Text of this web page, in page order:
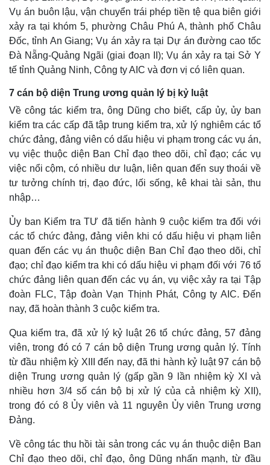
Thể thao
Bóng đá
Lịch thi đấu bóng đá
eSports
Hậu trường
Ô tô - Xe máy
Ô tô
Xe máy
Doanh nghiệp
Doanh nghiệp 24h
Doanh nhân
Vì cộng đồng
Tin Công nghệ
Trải nghiệm
Chuyển đổi số
Vụ án buôn lậu, vận chuyển trái phép tiền tệ qua biên giới
xảy ra tại khóm 5, phường Châu Phú A, thành phố Châu
Đốc, tỉnh An Giang; Vụ án xảy ra tại Dự án đường cao tốc
Đà Nẵng-Quảng Ngãi (giai đoạn II); Vụ án xảy ra tại Sở Y
tế tỉnh Quảng Ninh, Công ty AIC và đơn vị có liên quan.
7 cán bộ diện Trung ương quản lý bị kỷ luật
Về công tác kiểm tra, ông Dũng cho biết, cấp ủy, ủy ban
kiểm tra các cấp đã tập trung kiểm tra, xử lý nghiêm các tổ
chức đảng, đảng viên có dấu hiệu vi phạm trong các vụ án,
vụ việc thuộc diện Ban Chỉ đạo theo dõi, chỉ đạo; các vụ
việc nổi cộm, có nhiều dư luận, liên quan đến suy thoái về
tư tưởng chính trị, đạo đức, lối sống, kê khai tài sản, thu
nhập…
Ủy ban Kiểm tra TƯ đã tiến hành 9 cuộc kiểm tra đối với
các tổ chức đảng, đảng viên khi có dấu hiệu vi phạm liên
quan đến các vụ án thuộc diện Ban Chỉ đạo theo dõi, chỉ
đạo; chỉ đạo kiểm tra khi có dấu hiệu vi phạm đối với 76 tổ
chức đảng liên quan đến các vụ án, vụ việc xảy ra tại Tập
đoàn FLC, Tập đoàn Vạn Thịnh Phát, Công ty AIC. Đến
nay, đã hoàn thành 3 cuộc kiểm tra.
Qua kiểm tra, đã xử lý kỷ luật 26 tổ chức đảng, 57 đảng
viên, trong đó có 7 cán bộ diện Trung ương quản lý. Tính
từ đầu nhiệm kỳ XIII đến nay, đã thi hành kỷ luật 97 cán bộ
diện Trung ương quản lý (gấp gần 9 lần nhiệm kỳ XI và
nhiều hơn 3/4 số cán bộ bị xử lý của cả nhiệm kỳ XII),
trong đó có 8 Ủy viên và 11 nguyên Ủy viên Trung ương
Đảng.
Về công tác thu hồi tài sản trong các vụ án thuộc diện Ban
Chỉ đạo theo dõi, chỉ đạo, ông Dũng nhấn mạnh, từ đầu